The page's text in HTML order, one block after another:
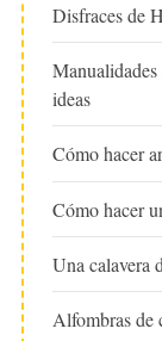
Disfraces de
ideas
Cómo hacer
Cómo hacer
Una calavera
Alfombras de